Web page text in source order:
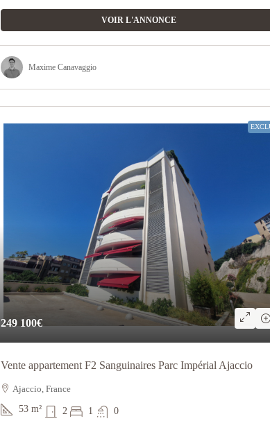
VOIR L'ANNONCE
Maxime Canavaggio
249 100€
Vente appartement F2 Sanguinaires Parc Impérial Ajaccio
Ajaccio, France
53 m² 2 1 0